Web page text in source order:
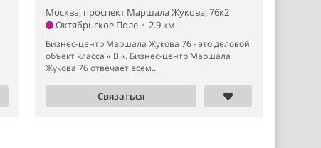
Москва, проспект Маршала Жукова, 76к2
Октябрьское Поле • 2.9 км
Бизнес-центр Маршала Жукова 76 - это деловой
объект класса « B «. Бизнес-центр Маршала
Жукова 76 отвечает всем...
Связаться